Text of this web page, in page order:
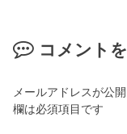
コメント
メールアドレスが公
欄は必須項目です